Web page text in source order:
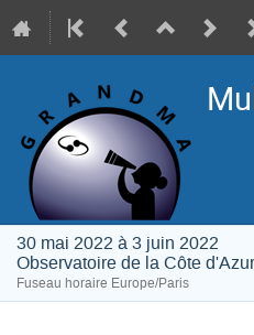
30 mai 2022 à 3 juin 2022
Observatoire de la Côte d'Azur
Fuseau horaire Europe/Paris